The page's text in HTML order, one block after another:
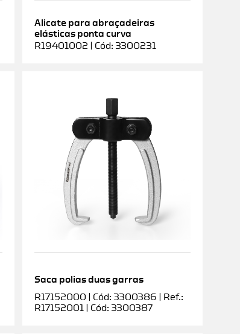
Alicate para abraçadeiras
elásticas ponta curva
R19401002 | Cód: 3300231
Saca polias duas garras
R17152000 | Cód: 3300386 | Ref.:
R17152001 | Cód: 3300387